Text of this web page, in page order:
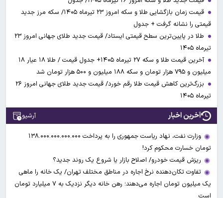
قیمت زمان بازگشایی طلا و سکه امروز ۲۳ تیرماه ۱۴۰۵/ سکه مرز جدید
قیمتی را نشانه گرفت + جدول
طلا در پایین‌ترین سطح قیمتی ایستاد/ قیمت جدید طلای جهانی امروز ۲۳
تیرماه ۱۴۰۵
آخرین قیمت طلا و سکه ۲۷ تیرماه ۱۴۰۵+ جدول قیمت / طلا ۱۸ عیار ۱۸
میلیون و ۷۹۵ هزار تومان و سکه ۱۸۸ میلیون و ۵۰۰ هزار تومان شد
بزرگ‌ترین کاهش قیمت طلا رقم خورد/ قیمت جدید طلای جهانی امروز ۲۶
تیرماه ۱۴۰۵
آخرین اخبار آرشیو
وزارت نفت، نهاد ریاست جمهوری را به پرداخت ۱۳۸.۰۰۰.۰۰۰.۰۰۰.۰۰۰
تومان خسارت محکوم کرد!
ریزش قیمت خودرو/ اصلاح بازار یا شروع یک روند جدید؟
تفاوت تکان‌دهنده نرخ اجاره در مناطق مختلف تهران/ یک خانه را ماهی
یک میلیون تومان اجاره می‌دهند؛ رهن خانه دیگر نزدیک به ۷ میلیارد تومان
است